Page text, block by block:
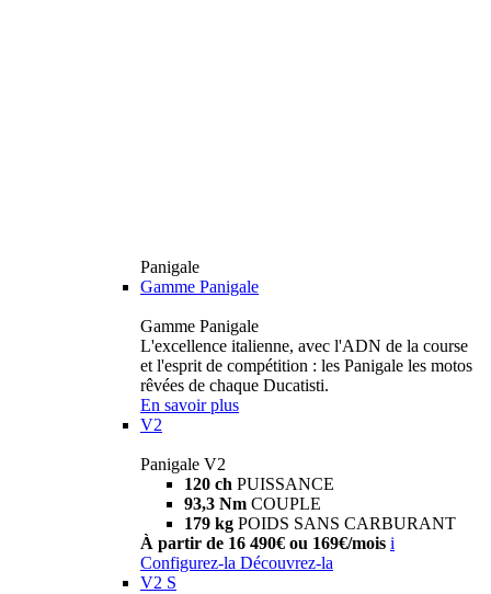
Panigale
Gamme Panigale
Gamme Panigale
L'excellence italienne, avec l'ADN de la course
et l'esprit de compétition : les Panigale les motos
rêvées de chaque Ducatisti.
En savoir plus
V2
Panigale V2
120 ch PUISSANCE
93,3 Nm COUPLE
179 kg POIDS SANS CARBURANT
À partir de 16 490€ ou 169€/mois i
Configurez-la Découvrez-la
V2 S